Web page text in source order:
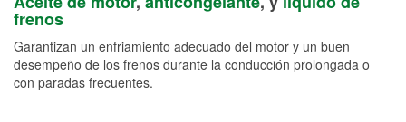
frenos
Garantizan un enfriamiento adecuado del motor y un buen
desempeño de los frenos durante la conducción prolongada o
con paradas frecuentes.